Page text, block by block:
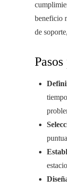
beneficio
de